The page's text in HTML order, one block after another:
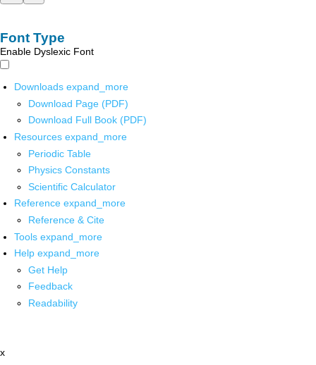
Font Type
Enable Dyslexic Font
Downloads expand_more
Download Page (PDF)
Download Full Book (PDF)
Resources expand_more
Periodic Table
Physics Constants
Scientific Calculator
Reference expand_more
Reference & Cite
Tools expand_more
Help expand_more
Get Help
Feedback
Readability
x